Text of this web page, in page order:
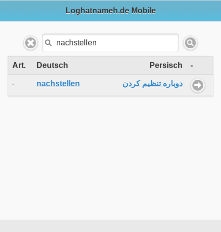
Loghatnameh.de Mobile
Art. Deutsch Persisch -
- nachstellen دوباره تنظیم کردن